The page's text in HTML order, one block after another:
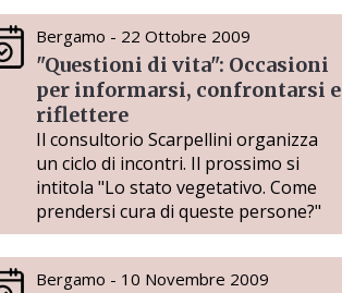
Bergamo - 22 Ottobre 2009
"Questioni di vita": Occasioni
per informarsi, confrontarsi e
riflettere
Il consultorio Scarpellini organizza
un ciclo di incontri. Il prossimo si
intitola "Lo stato vegetativo. Come
prendersi cura di queste persone?"
Bergamo - 10 Novembre 2009